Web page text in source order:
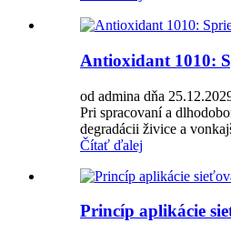
Antioxidant 1010:
od admina dňa
Pri spracovaní a
degradácii živice a
Čítať ďalej
Princíp aplikácie